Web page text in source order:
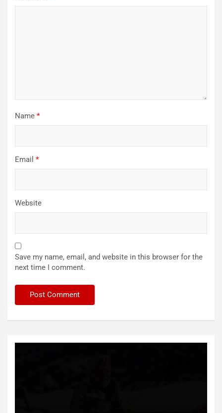
Name *
Email *
Website
Save my name, email, and website in this browser for the
next time I comment.